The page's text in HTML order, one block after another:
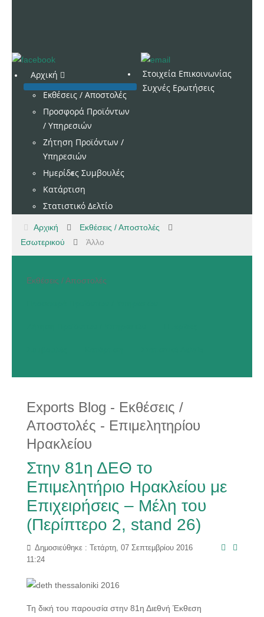
Αρχική
Εκθέσεις / Αποστολές
Προσφορά Προϊόντων
/ Υπηρεσιών
Ζήτηση Προϊόντων /
Υπηρεσιών
Ημερίδες Συμβουλές
Κατάρτιση
Στατιστικό Δελτίο
Στοιχεία Επικοινωνίας
Συχνές Ερωτήσεις
Αρχική
Εκθέσεις / Αποστολές
Εσωτερικού
Άλλο
Εκθέσεις / Αποστολές
Exports Blog - Εκθέσεις /
Αποστολές - Επιμελητηρίου
Ηρακλείου
Στην 81η ΔΕΘ το
Επιμελητήριο Ηρακλείου με
Επιχειρήσεις – Μέλη του
(Περίπτερο 2, stand 26)
Δημοσιεύθηκε : Τετάρτη, 07 Σεπτεμβρίου 2016
11:24
Τη δική του παρουσία στην 81η Διεθνή Έκθεση